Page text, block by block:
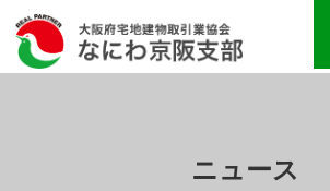
ニュース